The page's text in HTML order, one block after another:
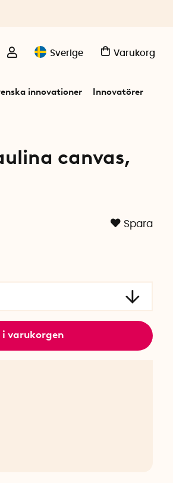
Sverige Varukorg
innovationer Innovatörer
canvas,
Spara
i varukorgen